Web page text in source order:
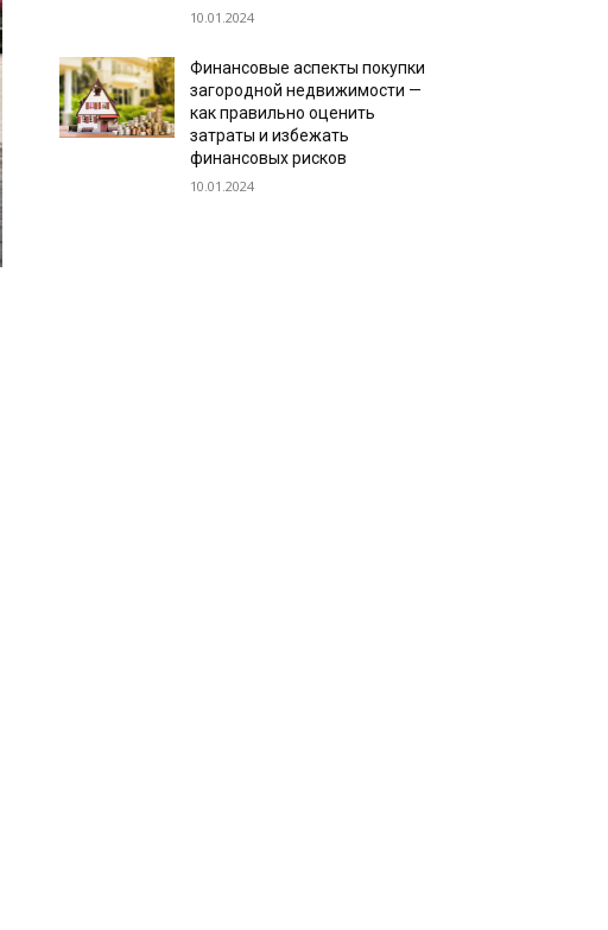
10.01.2024
Финансовые аспекты покупки
загородной недвижимости —
как правильно оценить
затраты и избежать
финансовых рисков
10.01.2024